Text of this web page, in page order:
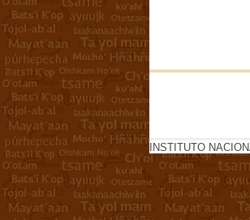
INSTITUTO